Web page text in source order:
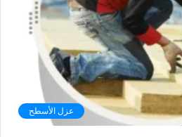
عزل الأسطح